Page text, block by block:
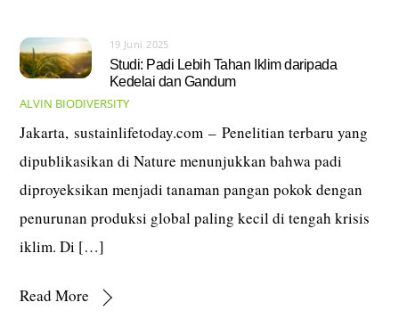
19 Juni 2025
Studi: Padi Lebih Tahan Iklim daripada
Kedelai dan Gandum
ALVIN BIODIVERSITY
Jakarta, sustainlifetoday.com – Penelitian terbaru yang
dipublikasikan di Nature menunjukkan bahwa padi
diproyeksikan menjadi tanaman pangan pokok dengan
penurunan produksi global paling kecil di tengah krisis
iklim. Di […]
Read More